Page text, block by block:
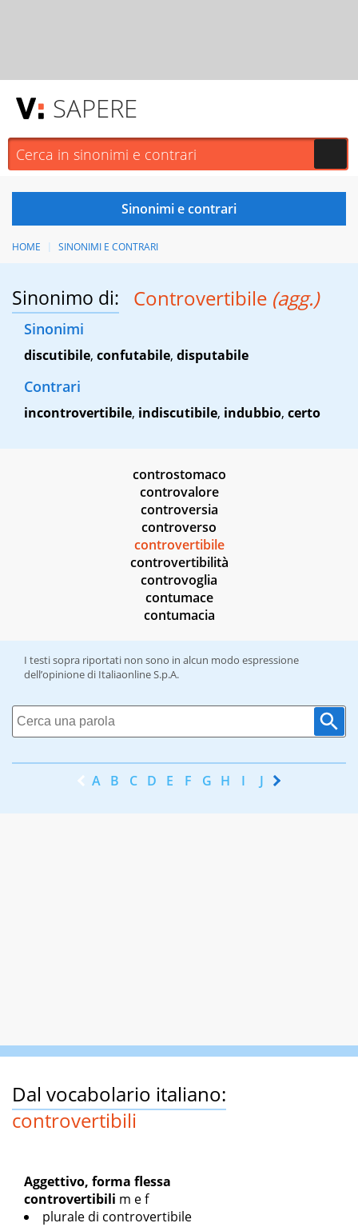
SAPERE
HOME SINONIMI E CONTRARI
Sinonimo di: Controvertibile (agg.)
Sinonimi
discutibile, confutabile, disputabile
Contrari
incontrovertibile, indiscutibile, indubbio, certo
controstomaco
controvalore
controversia
controverso
controvertibile
controvertibilità
controvoglia
contumace
contumacia
I testi sopra riportati non sono in alcun modo espressione
dell’opinione di Italiaonline S.p.A.
A B C D E F G H I J K
Dal vocabolario italiano:
controvertibili
Aggettivo, forma flessa
controvertibili m ef
plurale di controvertibile